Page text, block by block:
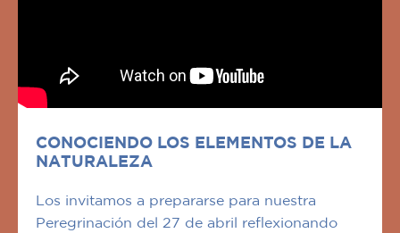
CONOCIENDO LOS ELEMENTOS DE LA
NATURALEZA
Los invitamos a prepararse para nuestra
Peregrinación del 27 de abril reflexionando